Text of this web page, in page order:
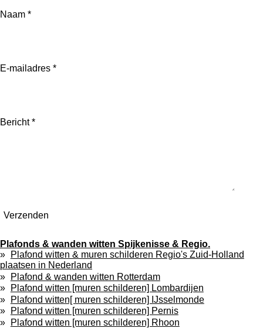
Naam *
E-mailadres *
Bericht *
Verzenden
Plafonds & wanden witten Spijkenisse & Regio.
Plafond witten & muren schilderen Regio's Zuid-Holland
plaatsen in Nederland
Plafond & wanden witten Rotterdam
Plafond witten [muren schilderen] Lombardijen
Plafond witten[ muren schilderen] IJsselmonde
Plafond witten [muren schilderen] Pernis
Plafond witten [muren schilderen] Rhoon